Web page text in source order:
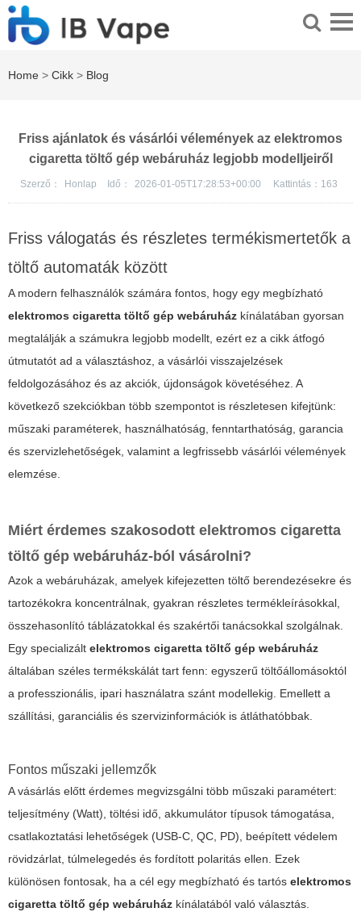
Home > Cikk > Blog
Friss ajánlatok és vásárlói vélemények az elektromos
cigaretta töltő gép webáruház legjobb modelljeiről
Szerző： Honlap Idő： 2026-01-05T17:28:53+00:00 Kattintás： 163
Friss válogatás és részletes termékismertetők a
töltő automaták között
A modern felhasználók számára fontos, hogy egy megbízható
elektromos cigaretta töltő gép webáruház kínálatában gyorsan
megtalálják a számukra legjobb modellt, ezért ez a cikk átfogó
útmutatót ad a választáshoz, a vásárlói visszajelzések
feldolgozásához és az akciók, újdonságok követéséhez. A
következő szekciókban több szempontot is részletesen kifejtünk:
műszaki paraméterek, használhatóság, fenntarthatóság, garancia
és szervizlehetőségek, valamint a legfrissebb vásárlói vélemények
elemzése.
Miért érdemes szakosodott elektromos cigaretta
töltő gép webáruház-ból vásárolni?
Azok a webáruházak, amelyek kifejezetten töltő berendezésekre és
tartozékokra koncentrálnak, gyakran részletes termékleírásokkal,
összehasonlító táblázatokkal és szakértői tanácsokkal szolgálnak.
Egy specializált elektromos cigaretta töltő gép webáruház
általában széles termékskálát tart fenn: egyszerű töltőállomásoktól
a professzionális, ipari használatra szánt modellekig. Emellett a
szállítási, garanciális és szervizinformációk is átláthatóbbak.
Fontos műszaki jellemzők
A vásárlás előtt érdemes megvizsgálni több műszaki paramétert:
teljesítmény (Watt), töltési idő, akkumulátor típusok támogatása,
csatlakoztatási lehetőségek (USB-C, QC, PD), beépített védelem
rövidzárlat, túlmelegedés és fordított polaritás ellen. Ezek
különösen fontosak, ha a cél egy megbízható és tartós elektromos
cigaretta töltő gép webáruház kínálatából való választás.